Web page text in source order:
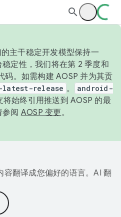
主干稳定开发模型保持一
定性，我们将在第 2 季度和
码。如需构建 AOSP 并为其贡
latest-release 。
android-
将始终引用推送到 AOSP 的最
阅 AOSP 变更。
翻译成您偏好的语言。AI 翻